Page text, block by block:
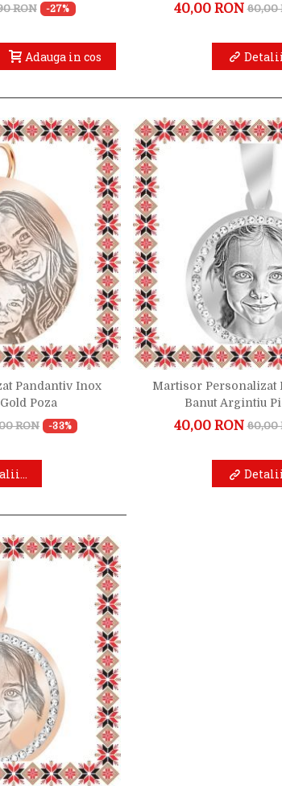
RON -27%
Adauga in cos
40,00 RON 60,00
Pandantiv Inox
Poza
RON -33%
Martisor Personalizat
Banut Argintiu
40,00 RON 60,00